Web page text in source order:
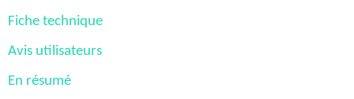
Fiche technique
Avis utilisateurs
En résumé